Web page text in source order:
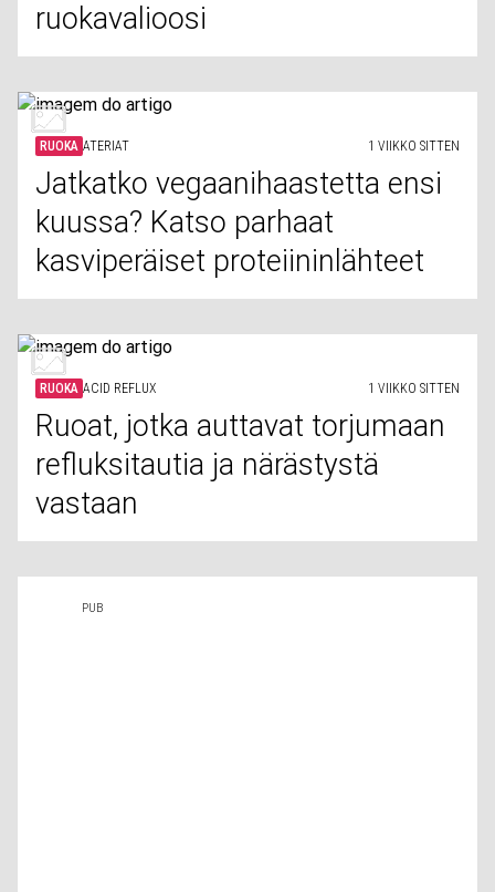
ruokavalioosi
RUOKA ATERIAT 1 VIIKKO SITTEN
Jatkatko vegaanihaastetta ensi
kuussa? Katso parhaat
kasviperäiset proteiininlähteet
RUOKA ACID REFLUX 1 VIIKKO SITTEN
Ruoat, jotka auttavat torjumaan
refluksitautia ja närästystä
vastaan